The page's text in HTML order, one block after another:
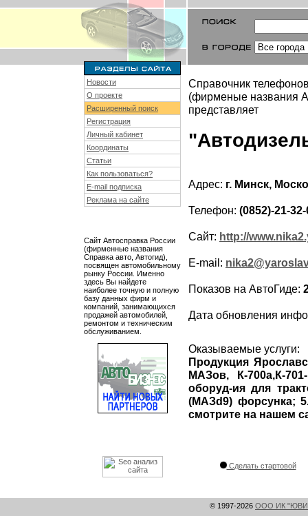
Новости
О проекте
Расширенный поиск
Регистрация
Личный кабинет
Координаты
Статьи
Как пользоваться?
E-mail подписка
Реклама на сайте
Сайт Автосправка России
(фирменные названия
Справка авто, Автогид),
посвящен автомобильному
рынку России. Именно
здесь Вы найдете
наиболее точную и полную
базу данных фирм и
компаний, занимающихся
продажей автомобилей,
ремонтом и техническим
обслуживанием.
Справочник
(фирменые названия
представляет
Адрес: г. Минск,
Телефон: (0852)-21-
Сайт: http://
E-mail:
Показов на АвтоГиде:
Дата обновления
Оказываемые услуги:
Продукция
МАЗов, К-700а,К-
оборуд-ия для
(МАЗd9) форсунка;
смотрите на нашем
Сделать стартовой
© 1997-2026 ООО ИК